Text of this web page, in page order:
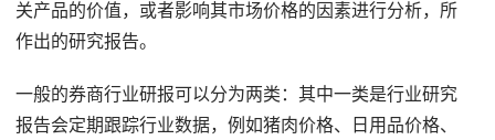
关产品的价值，或者影响其市场价格的因素进行分析，所
作出的研究报告。
一般的券商行业研报可以分为两类：其中一类是行业研究
报告会定期跟踪行业数据，例如猪肉价格、日用品价格、